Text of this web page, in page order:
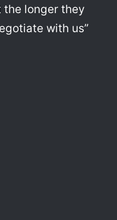
the longer they
with us”